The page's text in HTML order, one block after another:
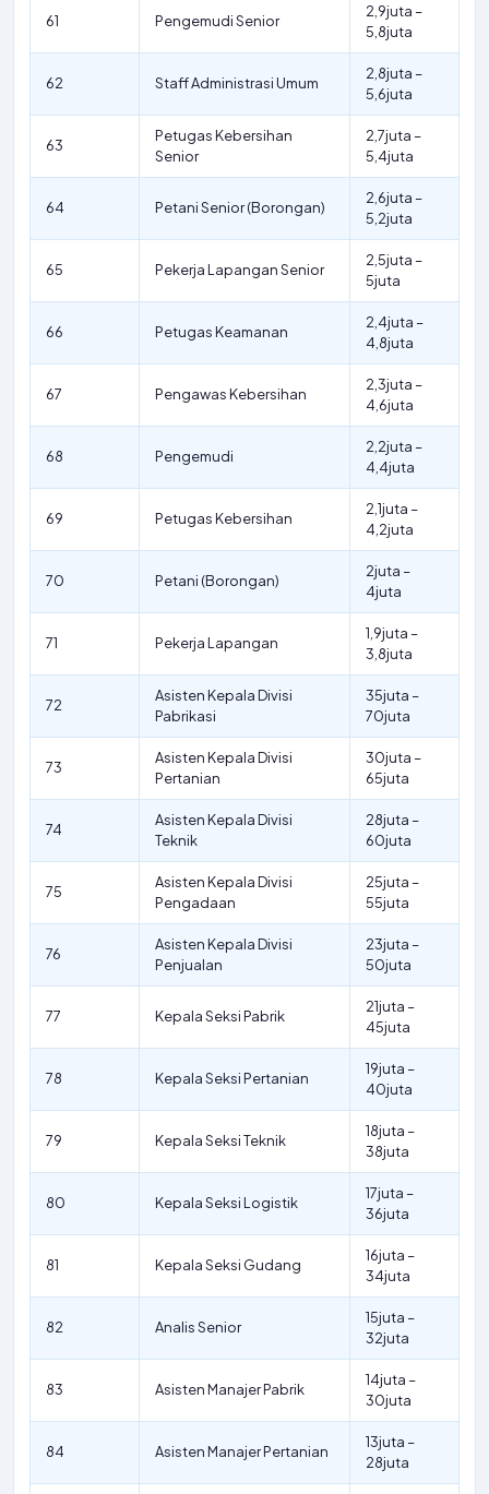
61 Pengemudi Senior
2,9juta –
5,8juta
62 Staff Administrasi Umum
2,8juta –
5,6juta
63
Petugas Kebersihan
Senior
2,7juta –
5,4juta
64 Petani Senior (Borongan)
2,6juta –
5,2juta
65 Pekerja Lapangan Senior
2,5juta –
5juta
66 Petugas Keamanan
2,4juta –
4,8juta
67 Pengawas Kebersihan
2,3juta –
4,6juta
68 Pengemudi
2,2juta –
4,4juta
69 Petugas Kebersihan
2,1juta –
4,2juta
70 Petani (Borongan)
2juta –
4juta
71 Pekerja Lapangan
1,9juta –
3,8juta
72
Asisten Kepala Divisi
Pabrikasi
35juta –
70juta
73
Asisten Kepala Divisi
Pertanian
30juta –
65juta
74
Asisten Kepala Divisi
Teknik
28juta –
60juta
75
Asisten Kepala Divisi
Pengadaan
25juta –
55juta
76
Asisten Kepala Divisi
Penjualan
23juta –
50juta
77 Kepala Seksi Pabrik
21juta –
45juta
78 Kepala Seksi Pertanian
19juta –
40juta
79 Kepala Seksi Teknik
18juta –
38juta
80 Kepala Seksi Logistik
17juta –
36juta
81 Kepala Seksi Gudang
16juta –
34juta
82 Analis Senior
15juta –
32juta
83 Asisten Manajer Pabrik
14juta –
30juta
84 Asisten Manajer Pertanian
13juta –
28juta